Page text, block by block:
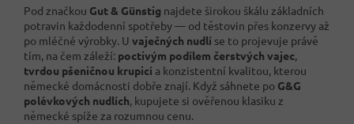
Pod značkou Gut & Günstig najdete širokou škálu základních
potravin každodenní spotřeby — od těstovin přes konzervy až
po mléčné výrobky. U vaječných nudlí se to projevuje právě
tím, na čem záleží: poctivým podílem čerstvých vajec,
tvrdou pšeničnou krupicí a konzistentní kvalitou, kterou
německé domácnosti dobře znají. Když sáhnete po G&G
polévkových nudlích, kupujete si ověřenou klasiku z
německé spíže za rozumnou cenu.